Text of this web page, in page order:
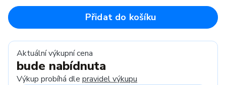
Přidat do košíku
Aktuální výkupní cena
bude nabídnuta
Výkup probíhá dle pravidel výkupu